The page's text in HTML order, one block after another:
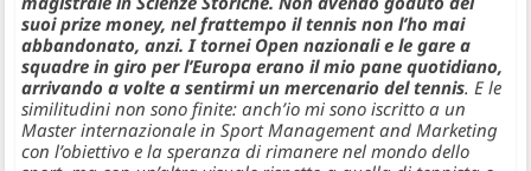
suoi prize money, nel frattempo il tennis non l’ho mai
abbandonato, anzi. I tornei Open nazionali e le gare a
squadre in giro per l’Europa erano il mio pane quotidiano,
arrivando a volte a sentirmi un mercenario del tennis. E le
similitudini non sono finite: anch’io mi sono iscritto a un
Master internazionale in Sport Management and Marketing
con l’obiettivo e la speranza di rimanere nel mondo dello